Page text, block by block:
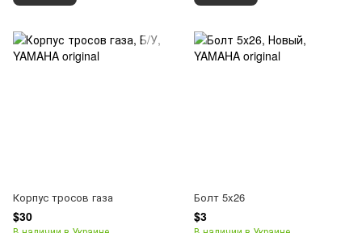
Корпус тросов газа
$30
Болт 5x26
$3